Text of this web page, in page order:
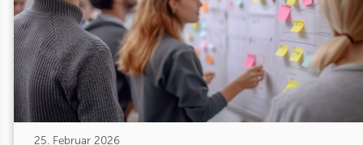
25. Februar 2026